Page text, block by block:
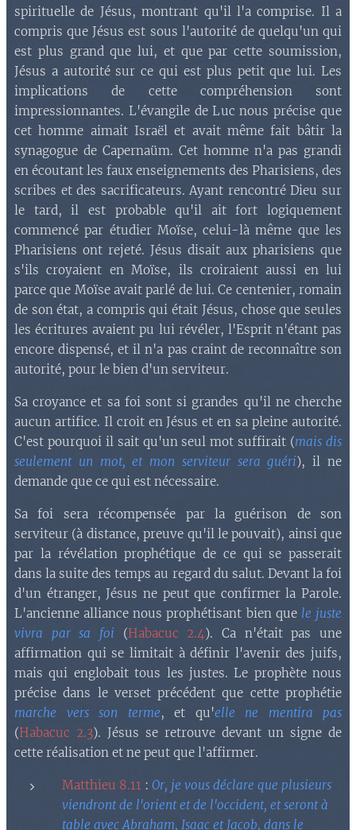
spirituelle de Jésus, montrant qu'il l'a comprise. Il a
compris que Jésus est sous l'autorité de quelqu'un qui
est plus grand que lui, et que par cette soumission,
Jésus a autorité sur ce qui est plus petit que lui. Les
implications de cette compréhension sont
impressionnantes. L'évangile de Luc nous précise que
cet homme aimait Israël et avait même fait bâtir la
synagogue de Capernaüm. Cet homme n'a pas grandi
en écoutant les faux enseignements des Pharisiens, des
scribes et des sacrificateurs. Ayant rencontré Dieu sur
le tard, il est probable qu'il ait fort logiquement
commencé par étudier Moïse, celui-là même que les
Pharisiens ont rejeté. Jésus disait aux pharisiens que
s'ils croyaient en Moïse, ils croiraient aussi en lui
parce que Moïse avait parlé de lui. Ce centenier, romain
de son état, a compris qui était Jésus, chose que seules
les écritures avaient pu lui révéler, l'Esprit n'étant pas
encore dispensé, et il n'a pas craint de reconnaître son
autorité, pour le bien d'un serviteur.
Sa croyance et sa foi sont si grandes qu'il ne cherche
aucun artifice. Il croit en Jésus et en sa pleine autorité.
C'est pourquoi il sait qu'un seul mot suffirait (mais dis
seulement un mot, et mon serviteur sera guéri), il ne
demande que ce qui est nécessaire.
Sa foi sera récompensée par la guérison de son
serviteur (à distance, preuve qu'il le pouvait), ainsi que
par la révélation prophétique de ce qui se passerait
dans la suite des temps au regard du salut. Devant la foi
d'un étranger, Jésus ne peut que confirmer la Parole.
L'ancienne alliance nous prophétisant bien que le juste
vivra par sa foi (Habacuc 2.4). Ca n'était pas une
affirmation qui se limitait à définir l'avenir des juifs,
mais qui englobait tous les justes. Le prophète nous
précise dans le verset précédent que cette prophétie
marche vers son terme, et qu'elle ne mentira pas
(Habacuc 2.3). Jésus se retrouve devant un signe de
cette réalisation et ne peut que l'affirmer.
Matthieu 8.11 : Or, je vous déclare que plusieurs
viendront de l'orient et de l'occident, et seront à
table avec Abraham, Isaac et Jacob, dans le